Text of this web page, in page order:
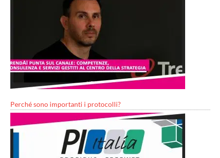
Perché sono importanti i protocolli?